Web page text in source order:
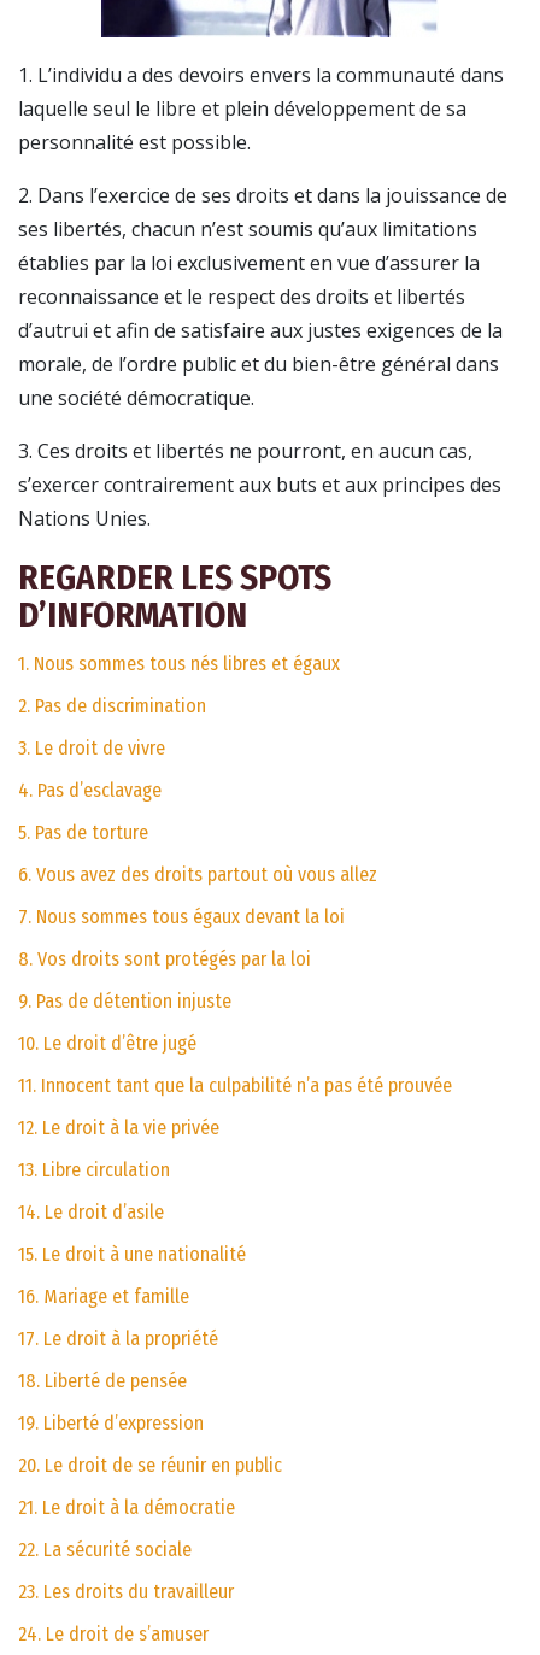
1. L’individu a des devoirs envers la communauté dans
laquelle seul le libre et plein développement de sa
personnalité est possible.
2. Dans l’exercice de ses droits et dans la jouissance de
ses libertés, chacun n’est soumis qu’aux limitations
établies par la loi exclusivement en vue d’assurer la
reconnaissance et le respect des droits et libertés
d’autrui et afin de satisfaire aux justes exigences de la
morale, de l’ordre public et du bien-être général dans
une société démocratique.
3. Ces droits et libertés ne pourront, en aucun cas,
s’exercer contrairement aux buts et aux principes des
Nations Unies.
REGARDER LES SPOTS
D’INFORMATION
1. Nous sommes tous nés libres et égaux
2. Pas de discrimination
3. Le droit de vivre
4. Pas d’esclavage
5. Pas de torture
6. Vous avez des droits partout où vous allez
7. Nous sommes tous égaux devant la loi
8. Vos droits sont protégés par la loi
9. Pas de détention injuste
10. Le droit d’être jugé
11. Innocent tant que la culpabilité n’a pas été prouvée
12. Le droit à la vie privée
13. Libre circulation
14. Le droit d’asile
15. Le droit à une nationalité
16. Mariage et famille
17. Le droit à la propriété
18. Liberté de pensée
19. Liberté d’expression
20. Le droit de se réunir en public
21. Le droit à la démocratie
22. La sécurité sociale
23. Les droits du travailleur
24. Le droit de s’amuser